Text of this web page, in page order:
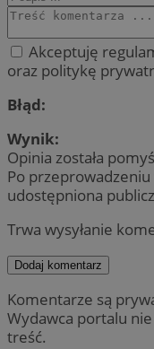
Akceptuję
oraz politykę
Błąd:
Wynik:
Opinia została
Po
udostępniona
Trwa wysyłanie
Dodaj komentarz
Komentarze są
Wydawca portalu
treść.